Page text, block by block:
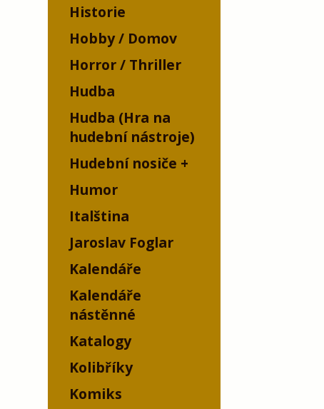
Historie
Hobby / Domov
Horror / Thriller
Hudba
Hudba (Hra na
hudební nástroje)
Hudební nosiče
Humor
Italština
Jaroslav Foglar
Kalendáře
Kalendáře
nástěnné
Katalogy
Kolibříky
Komiks